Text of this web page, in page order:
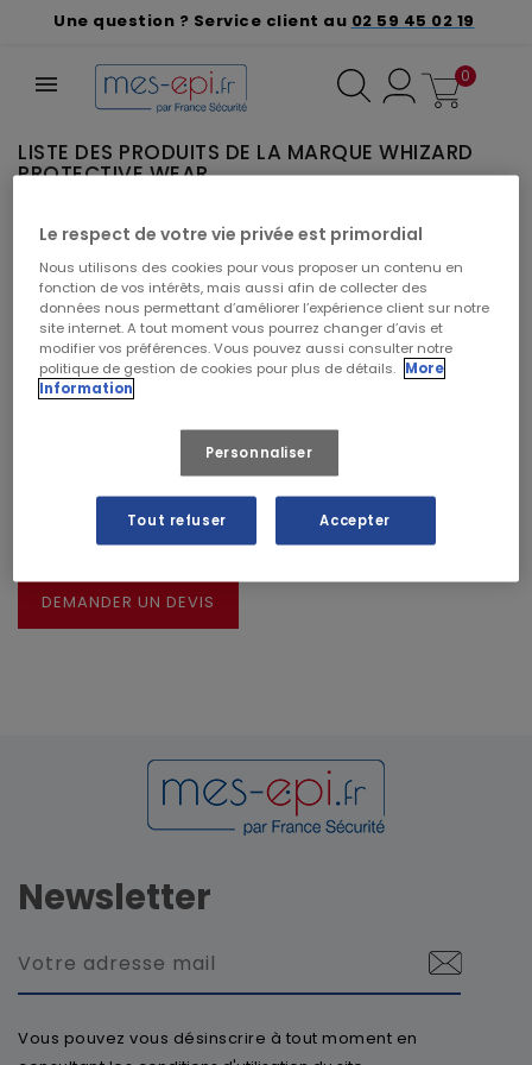
Une question ? Service client au 02 59 45 02 19
0
LISTE DES PRODUITS DE LA MARQUE WHIZARD
PROTECTIVE WEAR
DÉSAGRÉMENT.
Effectuez une nouvelle recherche
Rechercher vos produits par marque
CRÉER UN DEVIS À PARTIR DE CE PANIER
DEMANDER UN DEVIS
Newsletter
Vous pouvez vous désinscrire à tout moment en
Le respect de votre vie privée est primordial
Nous utilisons des cookies pour vous proposer un contenu en
fonction de vos intérêts, mais aussi afin de collecter des
données nous permettant d’améliorer l’expérience client sur notre
site internet. A tout moment vous pourrez changer d’avis et
modifier vos préférences. Vous pouvez aussi consulter notre
politique de gestion de cookies pour plus de détails. More
Information
Personnaliser
Tout refuser Accepter